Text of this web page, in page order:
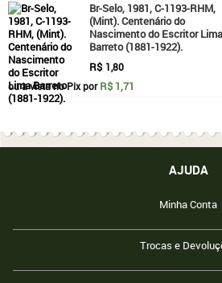
Br-Selo, 1981, C-1193-RHM,
(Mint). Centenário do
Nascimento do Escritor Lima
Barreto (1881-1922).
R$ 1,80
ou à vista no Pix porR$ 1,71
AJUDA
Minha Conta
Trocas e